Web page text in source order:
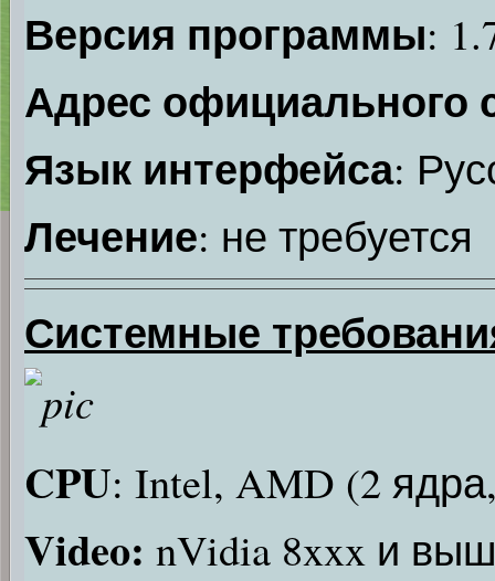
Версия программы:
Адрес официального
Язык интерфейса:
Лечение: не требуется
Системные
CPU: Intel, AMD (2
Video: nVidia 8xxx и